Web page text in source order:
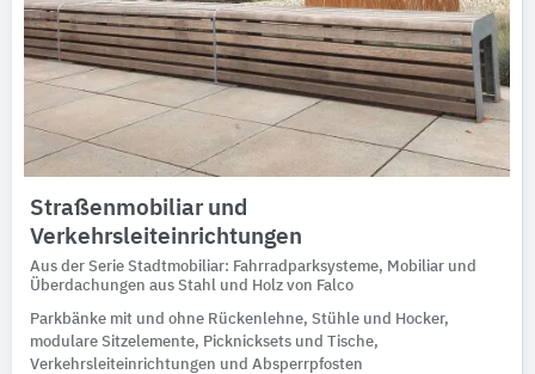
Expertenprofile
Straßenmobiliar und
Verkehrsleiteinrichtungen
Aus der Serie Stadtmobiliar: Fahrradparksysteme, Mobiliar und
Überdachungen aus Stahl und Holz von Falco
Parkbänke mit und ohne Rückenlehne, Stühle und Hocker,
modulare Sitzelemente, Picknicksets und Tische,
Verkehrsleiteinrichtungen und Absperrpfosten